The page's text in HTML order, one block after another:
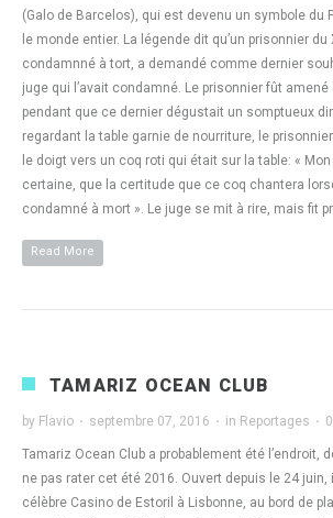
(Galo de Barcelos), qui est devenu un symbole du
le monde entier. La légende dit qu’un prisonnier du
condamnné à tort, a demandé comme dernier
juge qui l’avait condamné. Le prisonnier fût
pendant que ce dernier dégustait un somptueux
regardant la table garnie de nourriture, le
le doigt vers un coq roti qui était sur la table: «
certaine, que la certitude que ce coq chantera
condamné à mort ». Le juge se mit à rire, mais fit
Read More
TAMARIZ OCEAN CLUB
by Flavio · septembre 07, 2016 · in Reportages ·
Tamariz Ocean Club a probablement été l’endroit,
ne pas rater cet été 2016. Ouvert depuis le 24
célèbre Casino de Estoril à Lisbonne, au bord de